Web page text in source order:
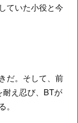
ていた小役と今
だ。そして、前
え忍び、BTが